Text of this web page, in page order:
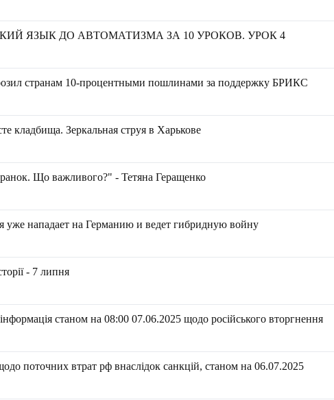
ЯЗЫК ДО АВТОМАТИЗМА ЗА 10 УРОКОВ. УРОК 4
странам 10-процентными пошлинами за поддержку БРИКС
кладбища. Зеркальная струя в Харькове
Що важливого?" - Тетяна Геращенко
уже нападает на Германию и ведет гибридную войну
- 7 липня
станом на 08:00 07.06.2025 щодо російського вторгнення
поточних втрат рф внаслідок санкцій, станом на 06.07.2025